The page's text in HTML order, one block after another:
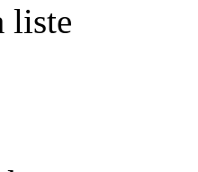
liste